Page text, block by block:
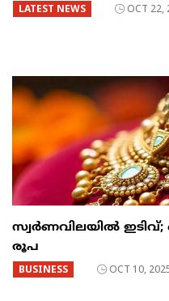
LATEST NEWS OCT 22,
സ്വര്‍ണവിലയില്‍ ഇടിവ്;
രൂപ
BUSINESS OCT 10,